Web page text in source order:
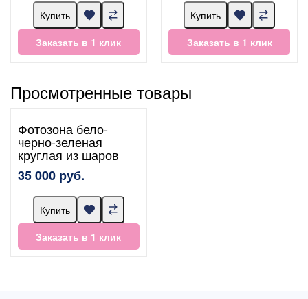
Купить
Заказать в 1 клик
Купить
Заказать в 1 клик
Просмотренные товары
Фотозона бело-
черно-зеленая
круглая из шаров
35 000 руб.
Купить
Заказать в 1 клик